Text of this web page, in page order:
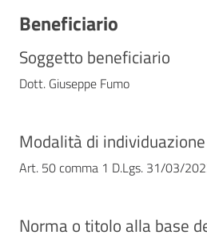
Beneficiario
Soggetto beneficiario
Dott. Giuseppe Fumo
Modalità di
Art. 50 comma 1 D.Lgs. 31/03/
Norma o titolo alla base